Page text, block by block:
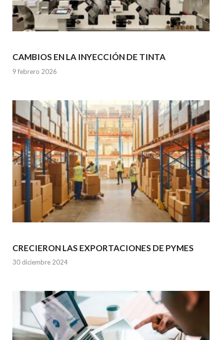
CAMBIOS EN LA INYECCIÓN DE TINTA
9 febrero 2026
CRECIERON LAS EXPORTACIONES DE PYMES
30 diciembre 2024